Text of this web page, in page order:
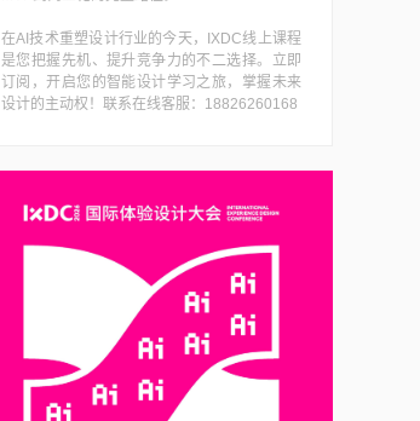
在AI技术重塑设计行业的今天，IXDC线上课程
是您把握先机、提升竞争力的不二选择。立即
订阅，开启您的智能设计学习之旅，掌握未来
设计的主动权！联系在线客服：18826260168